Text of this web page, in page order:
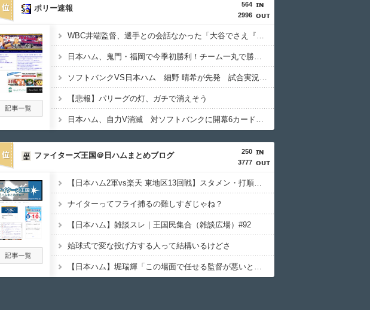
564
2996
ポリー速報
WBC井端監督、選手との会話なかった「大谷でさえ『マジで笑わなくね？』と言うほど」
日本ハム、鬼門・福岡で今季初勝利！チーム一丸で勝利もぎとる
ソフトバンクVS日本ハム 細野 晴希が先発 試合実況 inみずほpaypayドーム 18:00〜
【悲報】パリーグの灯、ガチで消えそう
日本ハム、自力V消滅 対ソフトバンクに開幕6カード連続負け越しの屈辱
250
3777
ファイターズ王国＠日ハムまとめブログ
【日本ハム2軍vs楽天 東地区13回戦】スタメン・打順速報｜試合実況｜8/7 13:00開始
ナイターってフライ捕るの難しすぎじゃね？
【日本ハム】雑談スレ｜王国民集合（雑談広場）#92
始球式で変な投げ方する人って結構いるけどさ
【日本ハム】堀瑞輝「この場面で任せる監督が悪いと思って」火消し成功で3勝目